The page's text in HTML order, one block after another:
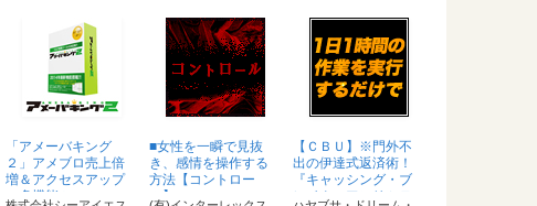
「アメーバキング
２」アメブロ売上倍
増＆アクセスアップ
の多機能ツール...
■女性を一瞬で見抜
き、感情を操作する
方法【コントロー
ル】■...
【ＣＢＵ】※門外不
出の伊達式返済術！
『キャッシング・ブ
レイク＜アンリミテ